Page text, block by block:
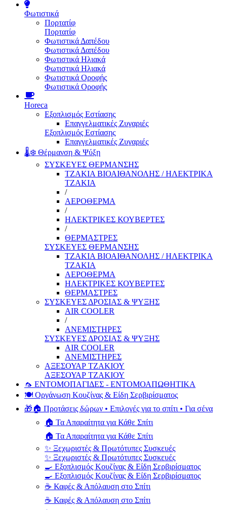
Φωτιστικά
Πορτατίφ
Πορτατίφ
Φωτιστικά Δαπέδου
Φωτιστικά Δαπέδου
Φωτιστικά Ηλιακά
Φωτιστικά Ηλιακά
Φωτιστικά Οροφής
Φωτιστικά Οροφής
Horeca
Εξοπλισμός Εστίασης
Επαγγελματικές Ζυγαριές
Εξοπλισμός Εστίασης
Επαγγελματικές Ζυγαριές
🌡️❄️ Θέρμανση & Ψύξη
ΣΥΣΚΕΥΕΣ ΘΕΡΜΑΝΣΗΣ
ΤΖΑΚΙΑ ΒΙΟΑΙΘΑΝΟΛΗΣ / ΗΛΕΚΤΡΙΚΑ
ΤΖΑΚΙΑ
/
ΑΕΡΟΘΕΡΜΑ
/
ΗΛΕΚΤΡΙΚΕΣ ΚΟΥΒΕΡΤΕΣ
/
ΘΕΡΜΑΣΤΡΕΣ
ΣΥΣΚΕΥΕΣ ΘΕΡΜΑΝΣΗΣ
ΤΖΑΚΙΑ ΒΙΟΑΙΘΑΝΟΛΗΣ / ΗΛΕΚΤΡΙΚΑ
ΤΖΑΚΙΑ
ΑΕΡΟΘΕΡΜΑ
ΗΛΕΚΤΡΙΚΕΣ ΚΟΥΒΕΡΤΕΣ
ΘΕΡΜΑΣΤΡΕΣ
ΣΥΣΚΕΥΕΣ ΔΡΟΣΙΑΣ & ΨΥΞΗΣ
AIR COOLER
/
ΑΝΕΜΙΣΤΗΡΕΣ
ΣΥΣΚΕΥΕΣ ΔΡΟΣΙΑΣ & ΨΥΞΗΣ
AIR COOLER
ΑΝΕΜΙΣΤΗΡΕΣ
ΑΞΕΣΟΥΑΡ ΤΖΑΚΙΟΥ
ΑΞΕΣΟΥΑΡ ΤΖΑΚΙΟΥ
🦟 ΕΝΤΟΜΟΠΑΓΙΔΕΣ - ΕΝΤΟΜΟΑΠΩΘΗΤΙΚΑ
🍽️ Οργάνωση Κουζίνας & Είδη Σερβιρίσματος
🎁🏠 Προτάσεις δώρων • Επιλογές για το σπίτι • Για σένα
🏠 Τα Απαραίτητα για Κάθε Σπίτι
🏠 Τα Απαραίτητα για Κάθε Σπίτι
✨ Ξεχωριστές & Πρωτότυπες Συσκευές
✨ Ξεχωριστές & Πρωτότυπες Συσκευές
🍳 Εξοπλισμός Κουζίνας & Είδη Σερβιρίσματος
🍳 Εξοπλισμός Κουζίνας & Είδη Σερβιρίσματος
☕ Καφές & Απόλαυση στο Σπίτι
☕ Καφές & Απόλαυση στο Σπίτι